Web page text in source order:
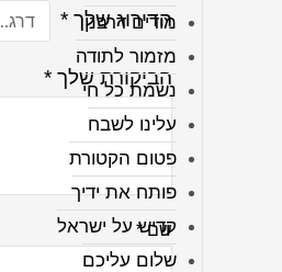
מודים דרבנן
מזמור לתודה
נשמת כל חי
עלינו לשבח
פטום הקטורת
פותח את ידיך
קדיש על ישראל
שלום עליכם
הדירוג שלך *
הביקורת שלך *
שם*